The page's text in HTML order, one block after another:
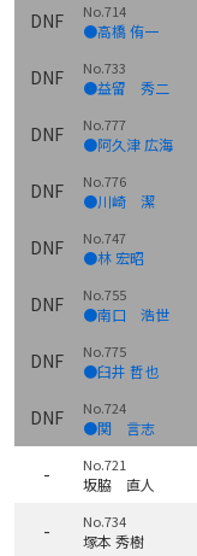
DNF No.714
●高橋 侑一
DNF No.733
●益留 秀二
DNF No.777
●阿久津 広海
DNF No.776
●川崎 潔
DNF No.747
●林 宏昭
DNF No.755
●南口 浩世
DNF No.775
●臼井 哲也
DNF No.724
●関 言志
- No.721
坂脇 直人
- No.734
塚本 秀樹